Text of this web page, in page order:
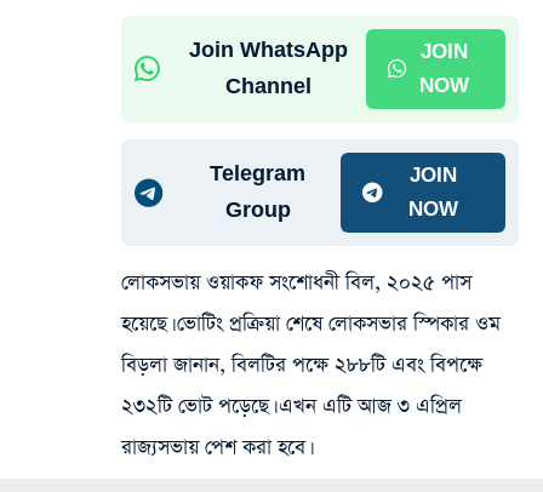
Join WhatsApp
Channel
JOIN
NOW
Telegram
Group
JOIN
NOW
লোকসভায় ওয়াকফ সংশোধনী বিল, ২০২৫ পাস
হয়েছে। ভোটিং প্রক্রিয়া শেষে লোকসভার স্পিকার ওম
বিড়লা জানান, বিলটির পক্ষে ২৮৮টি এবং বিপক্ষে
২৩২টি ভোট পড়েছে। এখন এটি আজ ৩ এপ্রিল
রাজ্যসভায় পেশ করা হবে।